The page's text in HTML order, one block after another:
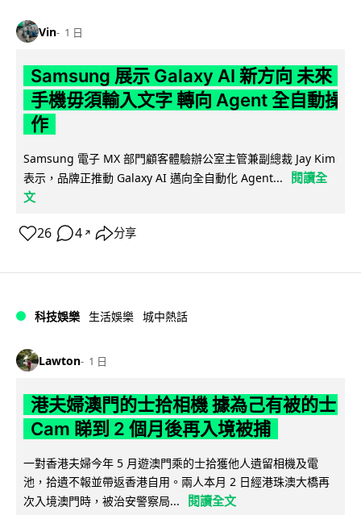
Vin 1 日
Samsung 展示 Galaxy AI 新方向 未來
手機毋須輸入文字 轉向 Agent 全自動操
作
Samsung 電子 MX 部門顧客體驗辦公室主管兼副總裁 Jay Kim
表示，品牌正推動 Galaxy AI 邁向全自動化 Agent...
閱讀全
文
26 4 ↗ 分享
科技娛樂 生活娛樂 城中熱話
Lawton 1 日
港夫婦澳門的士拾相機 據為己有被的士
Cam 睇到 2 個月後再入境被捕
一對香港夫婦今年 5 月遊澳門乘的士拾獲他人遺留相機及電
池，拾遺不報並帶返香港自用。兩人本月 2 日經港珠澳大橋再
次入境澳門時，被治安警察局...
閱讀全文